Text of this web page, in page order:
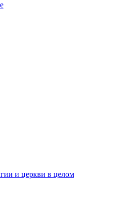
и церкви в целом